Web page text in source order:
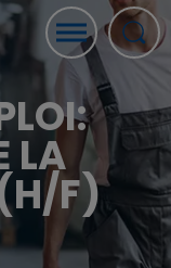
LA
F)